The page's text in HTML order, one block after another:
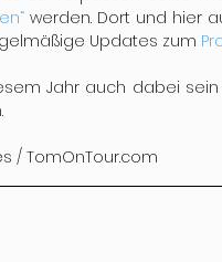
werden. Dort und hier
Updates zum
Jahr auch dabei
/ TomOnTour.com